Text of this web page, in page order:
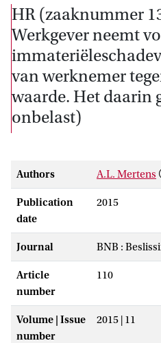
HR (zaaknummer
Werkgever neemt
van werknemer
waarde. Het daarin
onbelast)
Authors A.L. Mertens
Publication
date
2015
Journal BNB :
Article
number
110
Volume | Issue
number
2015 | 11